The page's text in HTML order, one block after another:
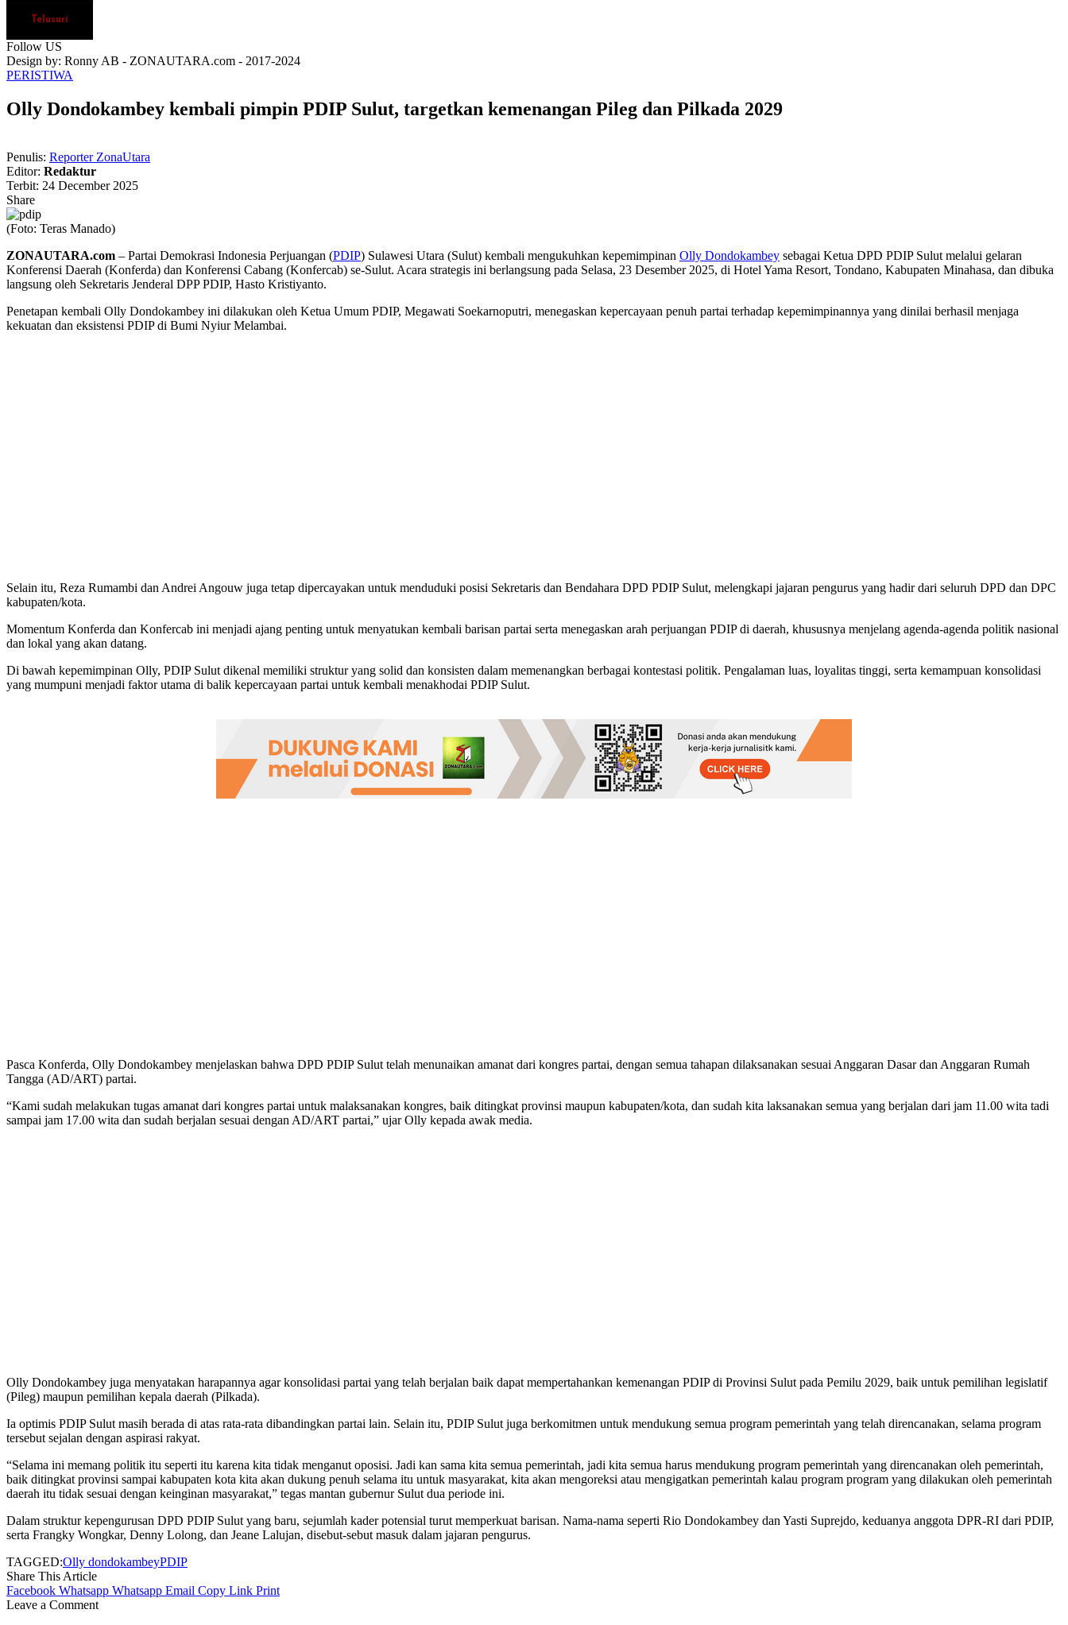
Telusuri
Follow US
Design by: Ronny AB - ZONAUTARA.com - 2017-2024
PERISTIWA
Olly Dondokambey kembali pimpin PDIP Sulut, targetkan kemenangan Pileg dan Pilkada 2029
Penulis: Reporter ZonaUtara
Editor: Redaktur
Terbit: 24 December 2025
Share
(Foto: Teras Manado)
ZONAUTARA.com – Partai Demokrasi Indonesia Perjuangan (PDIP) Sulawesi Utara (Sulut) kembali mengukuhkan kepemimpinan Olly Dondokambey sebagai Ketua DPD PDIP Sulut melalui gelaran
Konferensi Daerah (Konferda) dan Konferensi Cabang (Konfercab) se-Sulut. Acara strategis ini berlangsung pada Selasa, 23 Desember 2025, di Hotel Yama Resort, Tondano, Kabupaten Minahasa, dan dibuka
langsung oleh Sekretaris Jenderal DPP PDIP, Hasto Kristiyanto.
Penetapan kembali Olly Dondokambey ini dilakukan oleh Ketua Umum PDIP, Megawati Soekarnoputri, menegaskan kepercayaan penuh partai terhadap kepemimpinannya yang dinilai berhasil menjaga
kekuatan dan eksistensi PDIP di Bumi Nyiur Melambai.
Selain itu, Reza Rumambi dan Andrei Angouw juga tetap dipercayakan untuk menduduki posisi Sekretaris dan Bendahara DPD PDIP Sulut, melengkapi jajaran pengurus yang hadir dari seluruh DPD dan DPC
kabupaten/kota.
Momentum Konferda dan Konfercab ini menjadi ajang penting untuk menyatukan kembali barisan partai serta menegaskan arah perjuangan PDIP di daerah, khususnya menjelang agenda-agenda politik nasional
dan lokal yang akan datang.
Di bawah kepemimpinan Olly, PDIP Sulut dikenal memiliki struktur yang solid dan konsisten dalam memenangkan berbagai kontestasi politik. Pengalaman luas, loyalitas tinggi, serta kemampuan konsolidasi
yang mumpuni menjadi faktor utama di balik kepercayaan partai untuk kembali menakhodai PDIP Sulut.
Pasca Konferda, Olly Dondokambey menjelaskan bahwa DPD PDIP Sulut telah menunaikan amanat dari kongres partai, dengan semua tahapan dilaksanakan sesuai Anggaran Dasar dan Anggaran Rumah
Tangga (AD/ART) partai.
“Kami sudah melakukan tugas amanat dari kongres partai untuk malaksanakan kongres, baik ditingkat provinsi maupun kabupaten/kota, dan sudah kita laksanakan semua yang berjalan dari jam 11.00 wita tadi
sampai jam 17.00 wita dan sudah berjalan sesuai dengan AD/ART partai,” ujar Olly kepada awak media.
Olly Dondokambey juga menyatakan harapannya agar konsolidasi partai yang telah berjalan baik dapat mempertahankan kemenangan PDIP di Provinsi Sulut pada Pemilu 2029, baik untuk pemilihan legislatif
(Pileg) maupun pemilihan kepala daerah (Pilkada).
Ia optimis PDIP Sulut masih berada di atas rata-rata dibandingkan partai lain. Selain itu, PDIP Sulut juga berkomitmen untuk mendukung semua program pemerintah yang telah direncanakan, selama program
tersebut sejalan dengan aspirasi rakyat.
“Selama ini memang politik itu seperti itu karena kita tidak menganut oposisi. Jadi kan sama kita semua pemerintah, jadi kita semua harus mendukung program pemerintah yang direncanakan oleh pemerintah,
baik ditingkat provinsi sampai kabupaten kota kita akan dukung penuh selama itu untuk masyarakat, kita akan mengoreksi atau mengigatkan pemerintah kalau program program yang dilakukan oleh pemerintah
daerah itu tidak sesuai dengan keinginan masyarakat,” tegas mantan gubernur Sulut dua periode ini.
Dalam struktur kepengurusan DPD PDIP Sulut yang baru, sejumlah kader potensial turut memperkuat barisan. Nama-nama seperti Rio Dondokambey dan Yasti Suprejdo, keduanya anggota DPR-RI dari PDIP,
serta Frangky Wongkar, Denny Lolong, dan Jeane Lalujan, disebut-sebut masuk dalam jajaran pengurus.
TAGGED:Olly dondokambeyPDIP
Share This Article
Facebook Whatsapp Whatsapp Email Copy Link Print
Leave a Comment